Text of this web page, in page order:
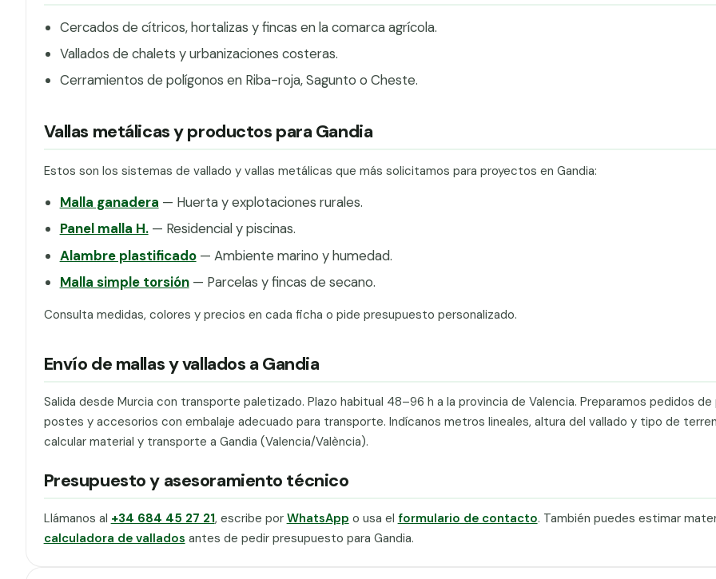
Cercados de cítricos, hortalizas y fincas en la comarca agrícola.
Vallados de chalets y urbanizaciones costeras.
Cerramientos de polígonos en Riba-roja, Sagunto o Cheste.
Vallas metálicas y productos para Gandia
Estos son los sistemas de vallado y vallas metálicas que más solicitamos para proyectos en Gandia:
Malla ganadera — Huerta y explotaciones rurales.
Panel malla H.— Residencial y piscinas.
Alambre plastificado— Ambiente marino y humedad.
Malla simple torsión— Parcelas y fincas de secano.
Consulta medidas, colores y precios en cada ficha o pide presupuesto personalizado.
Envío de mallas y vallados a Gandia
Salida desde Murcia con transporte paletizado. Plazo habitual 48–96 h a la provincia de Valencia. Preparamos pedidos de
postes y accesorios con embalaje adecuado para transporte. Indícanos metros lineales, altura del vallado y tipo de
calcular material y transporte a Gandia (Valencia/València).
Presupuesto y asesoramiento técnico
Llámanos al +34 684 45 27 21, escribe por WhatsApp o usa el formulario de contacto. También puedes estimar
calculadora de vallados antes de pedir presupuesto para Gandia.